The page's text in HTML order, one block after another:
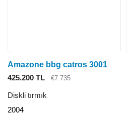
Amazone bbg catros 3001
425.200 TL
€7.735
Diskli tırmık
2004